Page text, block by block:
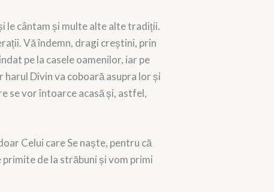
le cântam și multe alte alte tradiții.
Vă îndemn, dragi creștini, prin
pe la casele oamenilor, iar pe
Divin va coboară asupra lor și
se vor întoarce acasă și, astfel,
Celui care Se naște, pentru că
de la străbuni și vom primi